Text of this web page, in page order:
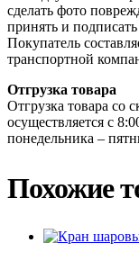
сделать фото
принять и
Покупатель
транспортной
Отгрузка товара
Отгрузка товара со
осуществляется с
понедельника –
Похожие